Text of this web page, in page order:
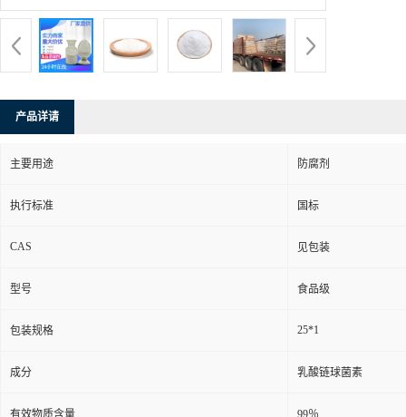
产品详请
主要用途 防腐剂
执行标准 国标
CAS 见包装
型号 食品级
包装规格 25*1
成分 乳酸链球菌素
有效物质含量 99％